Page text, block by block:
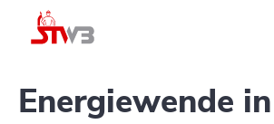
Energiewende